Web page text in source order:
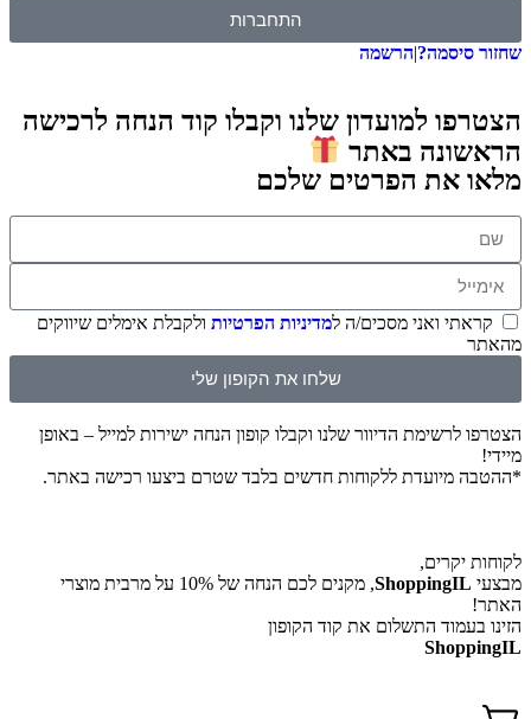
התחברות
שחזור סיסמה?|הרשמה
הצטרפו למועדון שלנו וקבלו קוד הנחה לרכישה
הראשונה באתר
מלאו את הפרטים שלכם
קראתי ואני מסכים/ה למדיניות הפרטיות ולקבלת אימלים שיווקים
מהאתר
שלחו את הקופון שלי
הצטרפו לרשימת הדיוור שלנו וקבלו קופון הנחה ישירות למייל – באופן
מיידי!
*ההטבה מיועדת ללקוחות חדשים בלבד שטרם ביצעו רכישה באתר.
לקוחות יקרים,
מבצעי ShoppingIL
, מקנים לכם הנחה של 10% על מרבית מוצרי
האתר!
הזינו בעמוד התשלום את קוד הקופון
ShoppingIL